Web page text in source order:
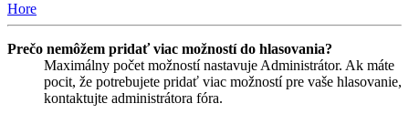
Hore
Prečo nemôžem pridať viac možností do hlasovania?
Maximálny počet možností nastavuje Administrátor. Ak máte
pocit, že potrebujete pridať viac možností pre vaše hlasovanie,
kontaktujte administrátora fóra.